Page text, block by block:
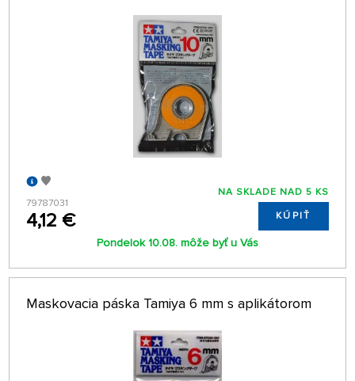
79787031
4,12 €
NA SKLADE NAD 5 KS
KÚPIŤ
Pondelok 10.08. môže byť u Vás
Maskovacia páska Tamiya 6 mm s aplikátorom